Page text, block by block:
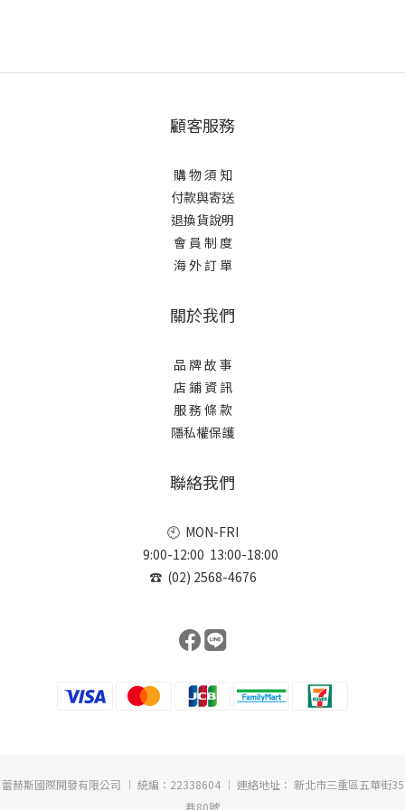
顧客服務
購 物 須 知
付款與寄送
退換貨說明
會 員 制 度
海 外 訂 單
關於我們
品 牌 故 事
店 鋪 資 訊
服 務 條 款
隱私權保護
聯絡我們
🕙 MON-FRI
9:00-12:00 13:00-18:00
☎ (02) 2568-4676
蕾赫斯國際開發有限公司 ︱ 統編：22338604 ︱ 連絡地址： 新北市三重區五華街35
巷80號